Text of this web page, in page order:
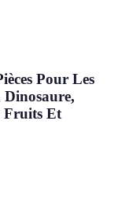
Pour Les
Fruits Et